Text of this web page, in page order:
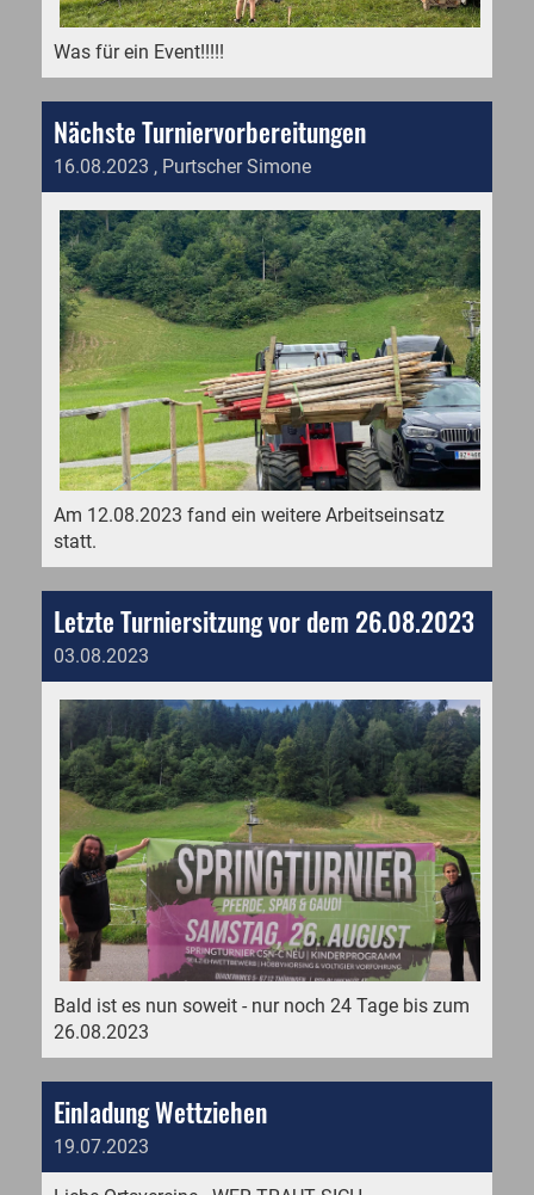
Was für ein Event!!!!!
Nächste Turniervorbereitungen
16.08.2023 , Purtscher Simone
Am 12.08.2023 fand ein weitere Arbeitseinsatz
statt.
Letzte Turniersitzung vor dem 26.08.2023
03.08.2023
Bald ist es nun soweit - nur noch 24 Tage bis zum
26.08.2023
Einladung Wettziehen
19.07.2023